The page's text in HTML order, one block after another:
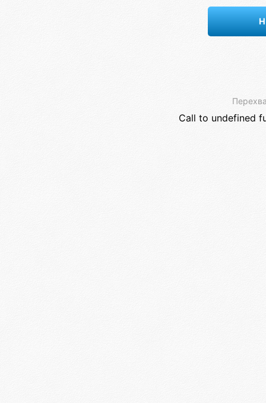
Call to undefined